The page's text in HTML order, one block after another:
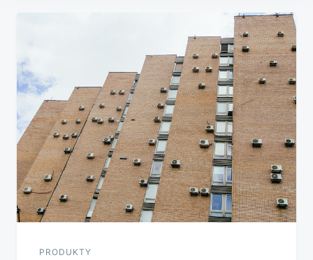
pro
příspěvek
PRODUKTY